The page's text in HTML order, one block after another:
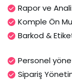
Rapor ve
Komple Ön
Barkod &
Personel
Sipariş